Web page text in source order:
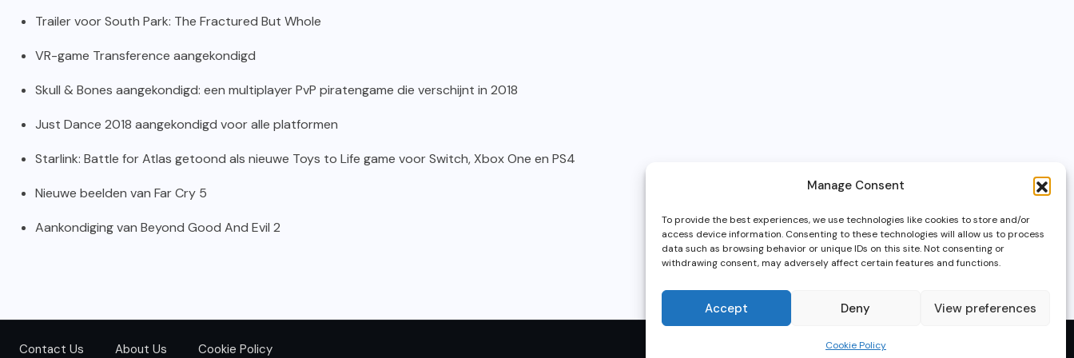
Manage Consent
To provide the best experiences, we use technologies like cookies to store and/or
access device information. Consenting to these technologies will allow us to process
data such as browsing behavior or unique IDs on this site. Not consenting or
withdrawing consent, may adversely affect certain features and functions.
Accept Deny View preferences
Cookie Policy
Trailer voor South Park: The Fractured But Whole
VR-game Transference aangekondigd
Skull & Bones aangekondigd: een multiplayer PvP piratengame die verschijnt in 2018
Just Dance 2018 aangekondigd voor alle platformen
Starlink: Battle for Atlas getoond als nieuwe Toys to Life game voor Switch, Xbox One en PS4
Nieuwe beelden van Far Cry 5
Aankondiging van Beyond Good And Evil 2
Contact Us About Us Cookie Policy